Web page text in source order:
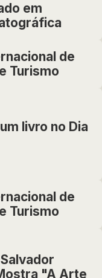
em
de
Turismo
livro no Dia
de
Turismo
"A Arte